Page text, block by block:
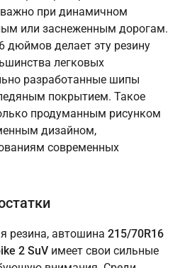
важно при динамичном
или заснеженным дорогам.
дюймов делает эту резину
легковых
разработанные шипы
покрытием. Такое
продуманным рисунком
дизайном,
современных
резина, автошина 215/70R16
2 SuV имеет свои сильные